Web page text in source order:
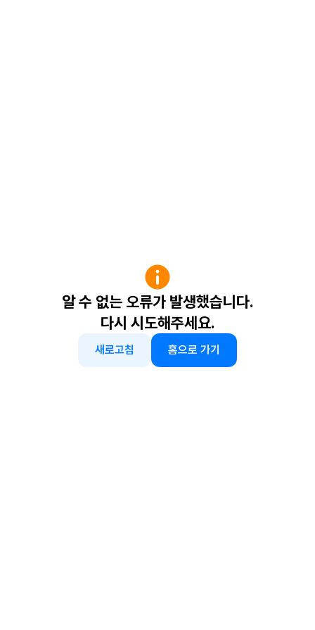
알 수 없는 오류가 발생했습니다.
다시 시도해주세요.
새로고침 홈으로 가기